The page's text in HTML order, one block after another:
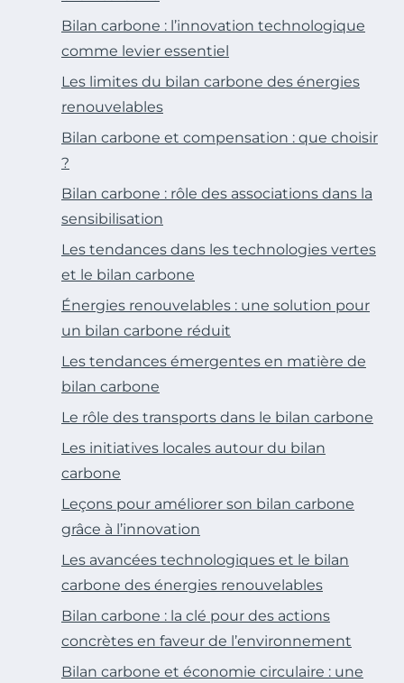
Bilan carbone : l’innovation technologique
comme levier essentiel
Les limites du bilan carbone des énergies
renouvelables
Bilan carbone et compensation : que choisir
?
Bilan carbone : rôle des associations dans la
sensibilisation
Les tendances dans les technologies vertes
et le bilan carbone
Énergies renouvelables : une solution pour
un bilan carbone réduit
Les tendances émergentes en matière de
bilan carbone
Le rôle des transports dans le bilan carbone
Les initiatives locales autour du bilan
carbone
Leçons pour améliorer son bilan carbone
grâce à l’innovation
Les avancées technologiques et le bilan
carbone des énergies renouvelables
Bilan carbone : la clé pour des actions
concrètes en faveur de l’environnement
Bilan carbone et économie circulaire : une